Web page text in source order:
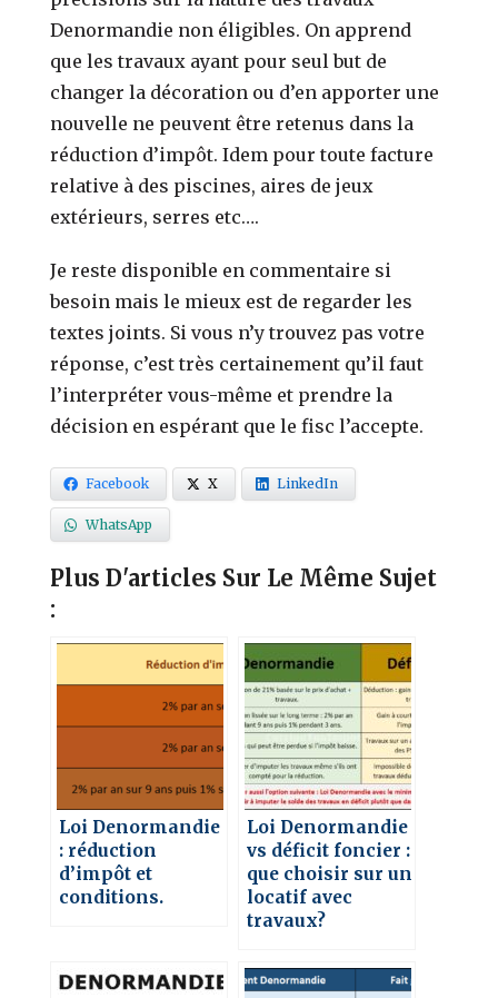
Denormandie non éligibles. On apprend
que les travaux ayant pour seul but de
changer la décoration ou d’en apporter une
nouvelle ne peuvent être retenus dans la
réduction d’impôt. Idem pour toute facture
relative à des piscines, aires de jeux
extérieurs, serres etc….
Je reste disponible en commentaire si
besoin mais le mieux est de regarder les
textes joints. Si vous n’y trouvez pas votre
réponse, c’est très certainement qu’il faut
l’interpréter vous-même et prendre la
décision en espérant que le fisc l’accepte.
Facebook X LinkedIn
WhatsApp
Plus D'articles Sur Le Même Sujet
:
Loi Denormandie
: réduction
d’impôt et
conditions.
Loi Denormandie
vs déficit foncier :
que choisir sur un
locatif avec
travaux?